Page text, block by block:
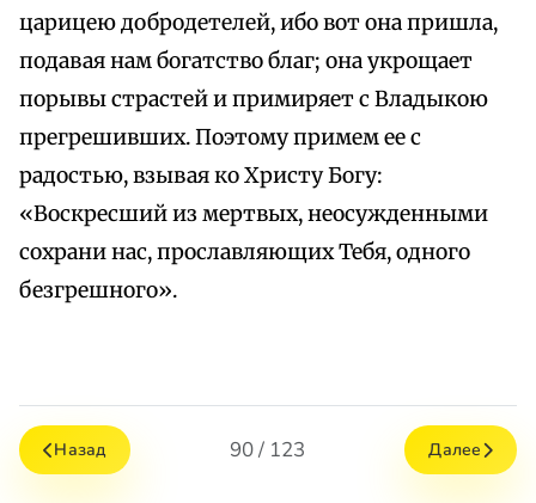
царицею добродетелей, ибо вот она пришла,
подавая нам богатство благ; она укрощает
порывы страстей и примиряет с Владыкою
прегрешивших. Поэтому примем ее с
радостью, взывая ко Христу Богу:
«Воскресший из мертвых, неосужденными
сохрани нас, прославляющих Тебя, одного
безгрешного».
Назад 90 / 123 Далее